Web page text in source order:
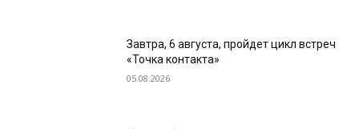
Завтра, 6 августа, пройдет цикл встреч
«Точка контакта»
05.08.2026